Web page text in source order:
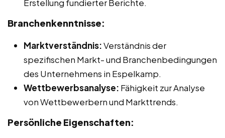
Erstellung fundierter Berichte.
Branchenkenntnisse:
Marktverständnis:Verständnis der
spezifischen Markt- und Branchenbedingungen
des Unternehmens in Espelkamp.
Wettbewerbsanalyse: Fähigkeit zur Analyse
von Wettbewerbern und Markttrends.
Persönliche Eigenschaften: